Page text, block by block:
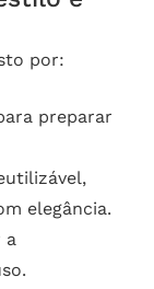
por:
preparar
elegância.
a